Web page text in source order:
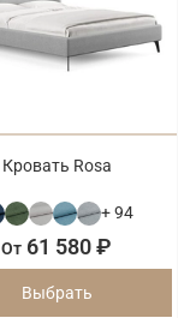
Кровать Rosa
+ 94
От 61 580 ₽
Выбрать